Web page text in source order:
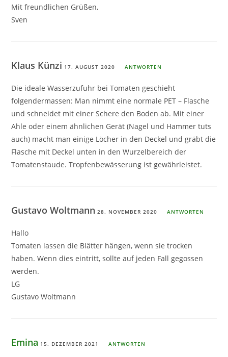
Mit freundlichen Grüßen,
Sven
Klaus Künzi 17. AUGUST 2020 ANTWORTEN
Die ideale Wasserzufuhr bei Tomaten geschieht
folgendermassen: Man nimmt eine normale PET – Flasche
und schneidet mit einer Schere den Boden ab. Mit einer
Ahle oder einem ähnlichen Gerät (Nagel und Hammer tuts
auch) macht man einige Löcher in den Deckel und gräbt die
Flasche mit Deckel unten in den Wurzelbereich der
Tomatenstaude. Tropfenbewässerung ist gewährleistet.
Gustavo Woltmann 28. NOVEMBER 2020 ANTWORTEN
Hallo
Tomaten lassen die Blätter hängen, wenn sie trocken
haben. Wenn dies eintritt, sollte auf jeden Fall gegossen
werden.
LG
Gustavo Woltmann
Emina 15. DEZEMBER 2021 ANTWORTEN